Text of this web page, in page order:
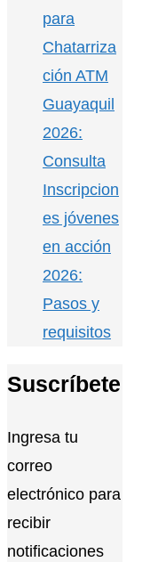
para
Chatarriza
ción ATM
Guayaquil
2026:
Consulta
Inscripcion
es jóvenes
en acción
2026:
Pasos y
requisitos
Suscríbete
Ingresa tu
correo
electrónico para
recibir
notificaciones